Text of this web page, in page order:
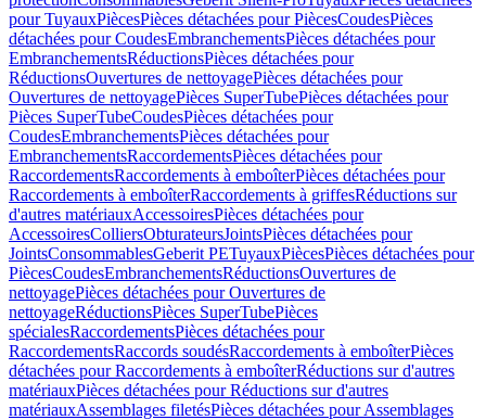
pour TuyauxPiècesPièces détachées pour PiècesCoudesPièces
détachées pour CoudesEmbranchementsPièces détachées pour
EmbranchementsRéductionsPièces détachées pour
RéductionsOuvertures de nettoyagePièces détachées pour
Ouvertures de nettoyagePièces SuperTubePièces détachées pour
Pièces SuperTubeCoudesPièces détachées pour
CoudesEmbranchementsPièces détachées pour
EmbranchementsRaccordementsPièces détachées pour
RaccordementsRaccordements à emboîterPièces détachées pour
Raccordements à emboîterRaccordements à griffesRéductions sur
d'autres matériauxAccessoiresPièces détachées pour
AccessoiresColliersObturateursJointsPièces détachées pour
JointsConsommablesGeberit PETuyauxPiècesPièces détachées pour
PiècesCoudesEmbranchementsRéductionsOuvertures de
nettoyagePièces détachées pour Ouvertures de
nettoyageRéductionsPièces SuperTubePièces
spécialesRaccordementsPièces détachées pour
RaccordementsRaccords soudésRaccordements à emboîterPièces
détachées pour Raccordements à emboîterRéductions sur d'autres
matériauxPièces détachées pour Réductions sur d'autres
matériauxAssemblages filetésPièces détachées pour Assemblages